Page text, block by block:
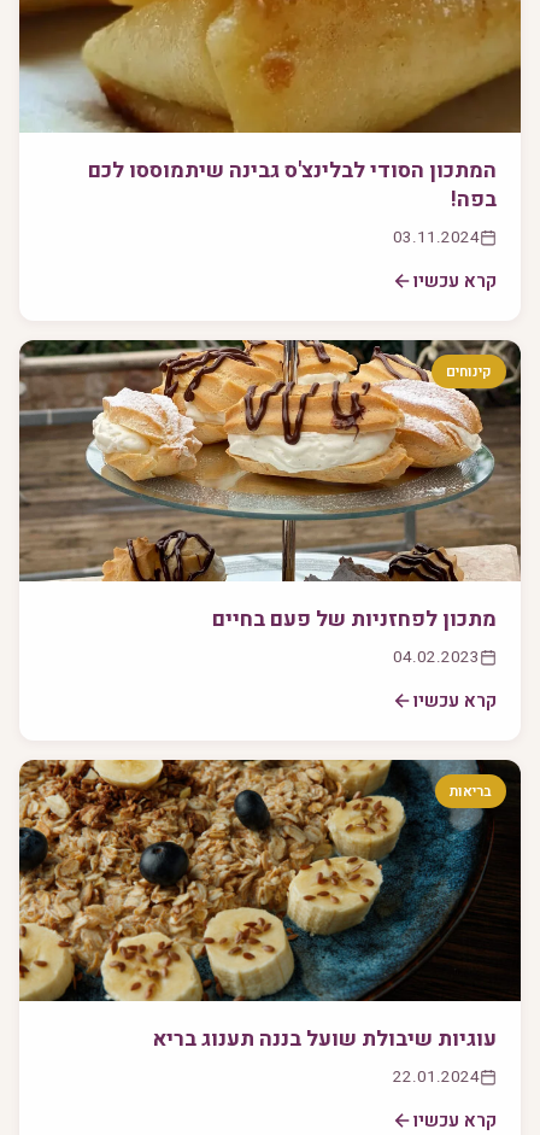
המתכון הסודי לבלינצ'ס גבינה שיתמוססו לכם
בפה!
03.11.2024
קרא עכשיו
קינוחים
מתכון לפחזניות של פעם בחיים
04.02.2023
קרא עכשיו
בריאות
עוגיות שיבולת שועל בננה תענוג בריא
22.01.2024
קרא עכשיו